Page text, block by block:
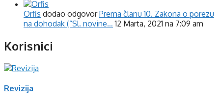
Orfis dodao odgovorPrema članu 10. Zakona o porezu
na dohodak (“Sl. novine… 12 Marta, 2021 na 7:09 am
Korisnici
Revizija